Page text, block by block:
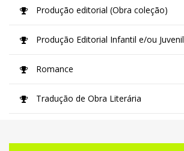
Produção editorial (Obra coleção)
Produção Editorial Infantil e/ou Juvenil
Romance
Tradução de Obra Literária